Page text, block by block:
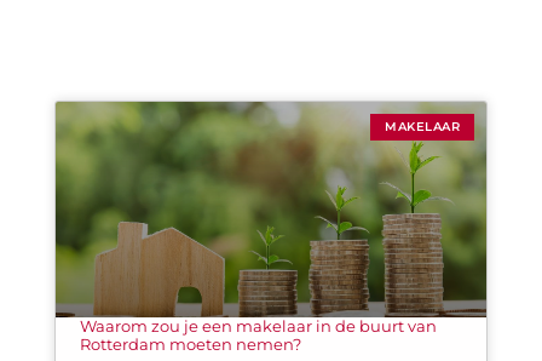
MAKELAAR
Waarom zou je een makelaar in de buurt van
Rotterdam moeten nemen?